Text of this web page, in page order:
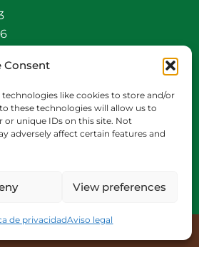
Consent
like cookies to store and/or
these technologies will allow us to
or unique IDs on this site. Not
adversely affect certain features and
View preferences
de privacidadAviso legal
20.